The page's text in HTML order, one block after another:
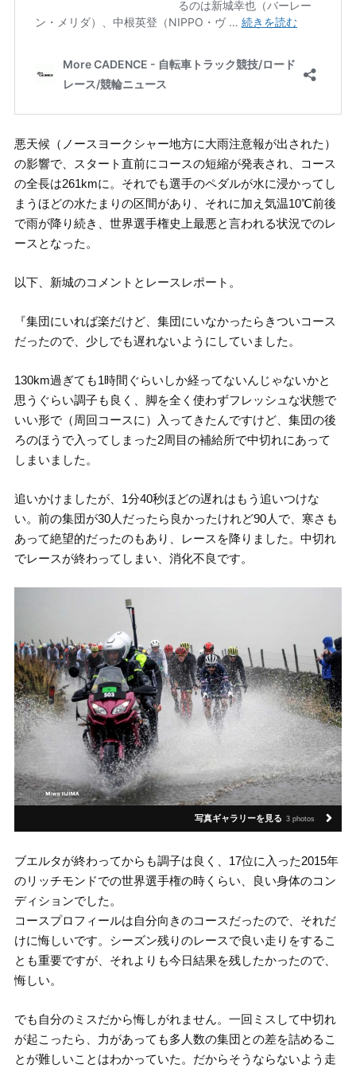
悪天候（ノースヨークシャー地方に大雨注意報が出された）
の影響で、スタート直前にコースの短縮が発表され、コース
の全長は261kmに。それでも選手のペダルが水に浸かってし
まうほどの水たまりの区間があり、それに加え気温10℃前後
で雨が降り続き、世界選手権史上最悪と言われる状況でのレ
ースとなった。
以下、新城のコメントとレースレポート。
『集団にいれば楽だけど、集団にいなかったらきついコース
だったので、少しでも遅れないようにしていました。
130km過ぎても1時間ぐらいしか経ってないんじゃないかと
思うぐらい調子も良く、脚を全く使わずフレッシュな状態で
いい形で（周回コースに）入ってきたんですけど、集団の後
ろのほうで入ってしまった2周目の補給所で中切れにあって
しまいました。
追いかけましたが、1分40秒ほどの遅れはもう追いつけな
い。前の集団が30人だったら良かったけれど90人で、寒さも
あって絶望的だったのもあり、レースを降りました。中切れ
でレースが終わってしまい、消化不良です。
写真ギャラリーを見る 3 photos
ブエルタが終わってからも調子は良く、17位に入った2015年
のリッチモンドでの世界選手権の時くらい、良い身体のコン
ディションでした。
コースプロフィールは自分向きのコースだったので、それだ
けに悔しいです。シーズン残りのレースで良い走りをするこ
とも重要ですが、それよりも今日結果を残したかったので、
悔しい。
でも自分のミスだから悔しがれません。一回ミスして中切れ
が起こったら、力があっても多人数の集団との差を詰めるこ
とが難しいことはわかっていた。だからそうならないよう走